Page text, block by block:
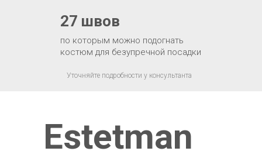
по которым можно подогнать
костюм для безупречной посадки
27 швов
Уточняйте подробности у консультанта
Estetman